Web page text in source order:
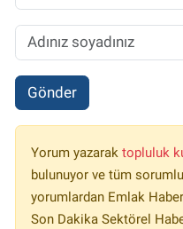
Gönder
Yorum yazarak topluluk
bulunuyor ve tüm
yorumlardan Emlak
Son Dakika Sektörel